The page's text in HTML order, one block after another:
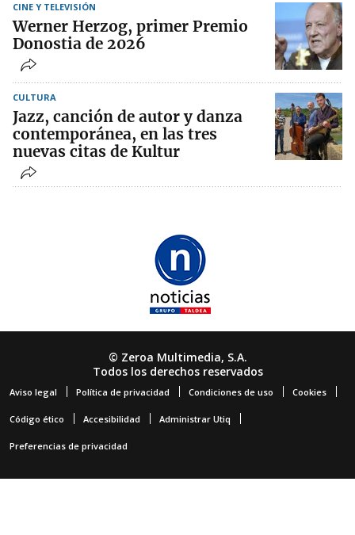
CINE Y TELEVISIÓN
Werner Herzog, primer Premio
Donostia de 2026
CULTURA
Jazz, canción de autor y danza
contemporánea, en las tres
nuevas citas de Kultur
© Zeroa Multimedia, S.A.
Todos los derechos reservados
Aviso legal Política de privacidad Condiciones de uso Cookies
Código ético Accesibilidad Administrar Utiq
Preferencias de privacidad